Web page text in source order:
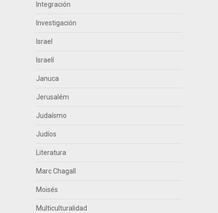
Integración
Investigación
Israel
Israelí
Januca
Jerusalém
Judaísmo
Judíos
Literatura
Marc Chagall
Moisés
Multiculturalidad